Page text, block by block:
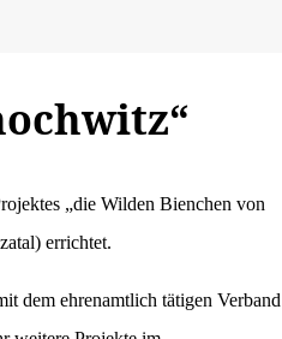
„die Wilden Bienchen von
errichtet.
dem ehrenamtlich tätigen Verband